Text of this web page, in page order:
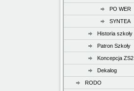
PO WER
SYNTEA
Historia szkoły
Patron Szkoły
Koncepcja ZS2
Dekalog
RODO